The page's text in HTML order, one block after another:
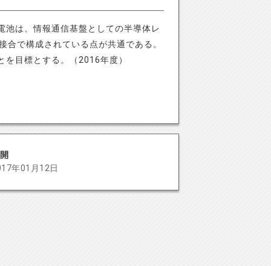
池は、情報通信基盤としての半導体レ
で構成されている点が共通である。
目標とする。（2016年度）
年01月12日